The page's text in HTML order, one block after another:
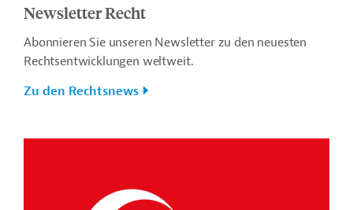
Newsletter Recht
Abonnieren Sie unseren Newsletter zu den neuesten
Rechtsentwicklungen weltweit.
Zu den Rechtsnews